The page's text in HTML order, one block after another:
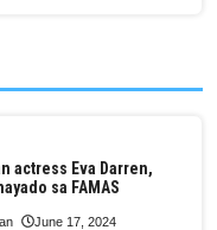
actress Eva Darren,
sa FAMAS
June 17, 2024